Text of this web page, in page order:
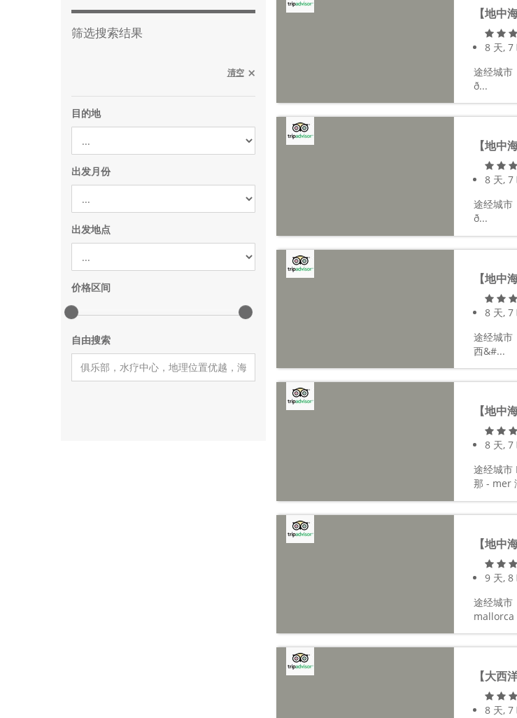
筛选搜索结果
清空
目的地
出发月份
出发地点
价格区间
自由搜索
【地中
8 天, 7
途经城市
ð...
【地中
8 天, 7
途经城市
ð...
【地中
8 天, 7
途经城市
西&#...
【地中
8 天, 7
途经城
那 - mer
【地中
9 天, 8
途经城市
mallorca
【大西
8 天, 7